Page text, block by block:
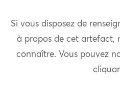
Si vous disposez de
à propos de cet artefact,
connaître. Vous pouvez